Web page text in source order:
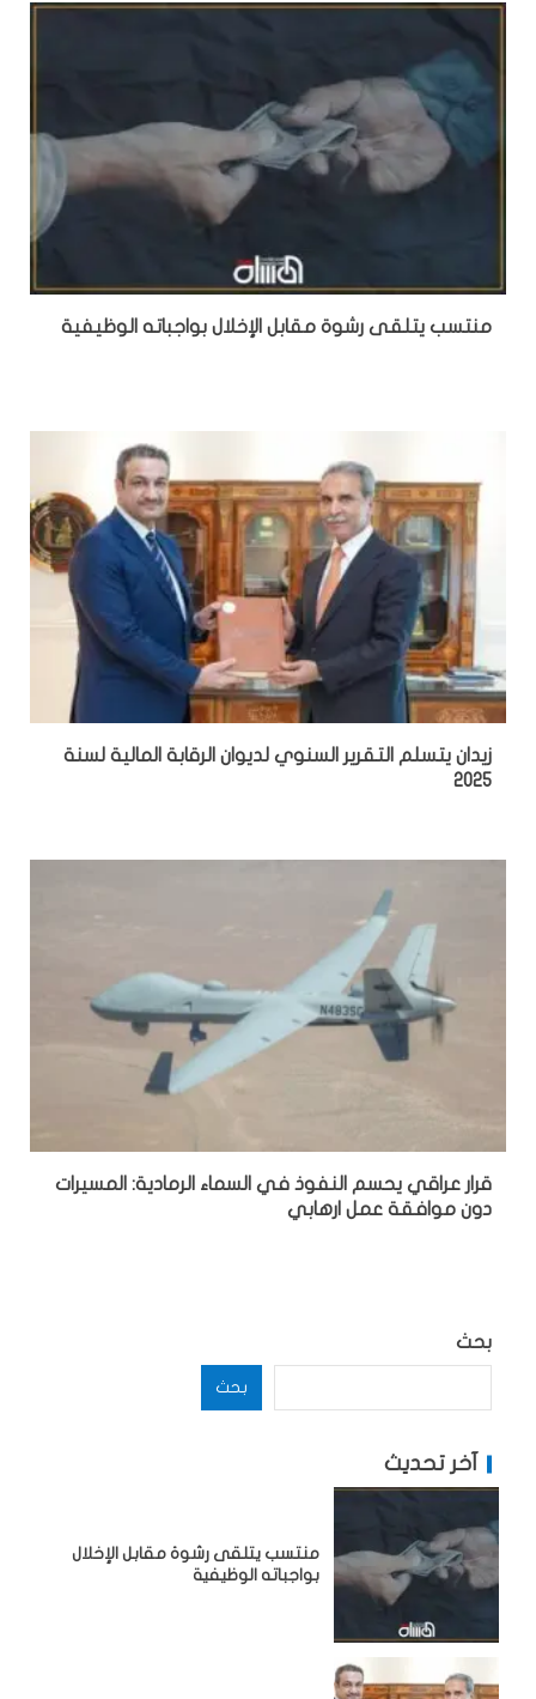
منتسب يتلقى رشوة مقابل الإخلال بواجباته الوظيفية
زيدان يتسلم التقرير السنوي لديوان الرقابة المالية لسنة
2025
قرار عراقي يحسم النفوذ في السماء الرمادية: المسيرات
دون موافقة عمل ارهابي
بحث
بحث
آخر تحديث
منتسب يتلقى رشوة مقابل الإخلال
بواجباته الوظيفية